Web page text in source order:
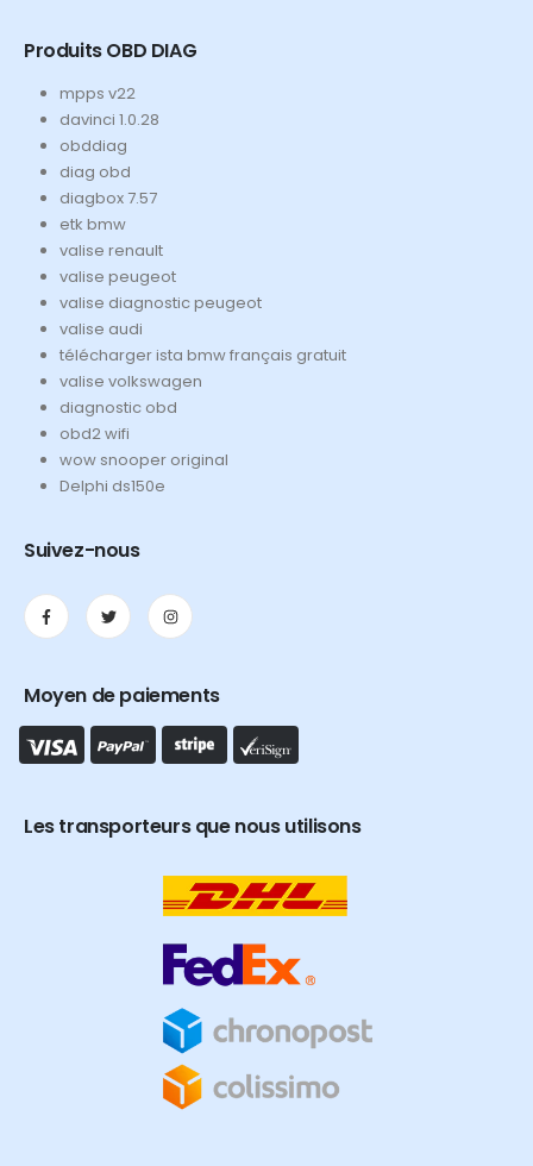
Produits OBD DIAG
mpps v22
davinci 1.0.28
obddiag
diag obd
diagbox 7.57
etk bmw
valise renault
valise peugeot
valise diagnostic peugeot
valise audi
télécharger ista bmw français gratuit
valise volkswagen
diagnostic obd
obd2 wifi
wow snooper original
Delphi ds150e
Suivez-nous
Moyen de paiements
Les transporteurs que nous utilisons